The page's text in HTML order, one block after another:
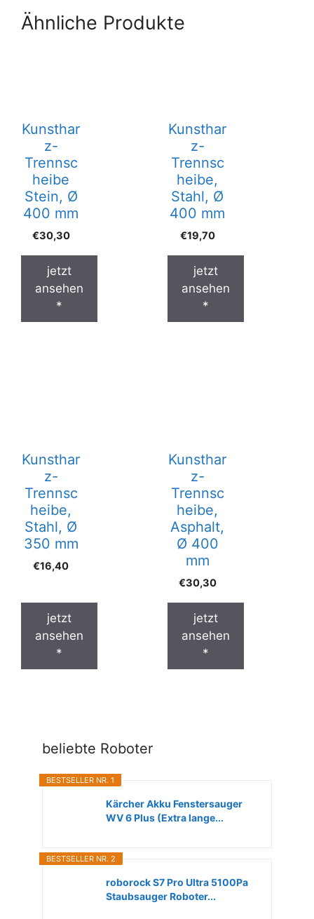
Ähnliche Produkte
Kunsthar
z-
Trennsc
heibe
Stein, Ø
400 mm
€30,30
jetzt
ansehen
*
Kunsthar
z-
Trennsc
heibe,
Stahl, Ø
400 mm
€19,70
jetzt
ansehen
*
Kunsthar
z-
Trennsc
heibe,
Stahl, Ø
350 mm
€16,40
jetzt
ansehen
*
Kunsthar
z-
Trennsc
heibe,
Asphalt,
Ø 400
mm
€30,30
jetzt
ansehen
*
beliebte Roboter
BESTSELLER NR. 1
Kärcher Akku Fenstersauger
WV 6 Plus (Extra lange...
BESTSELLER NR. 2
roborock S7 Pro Ultra 5100Pa
Staubsauger Roboter...